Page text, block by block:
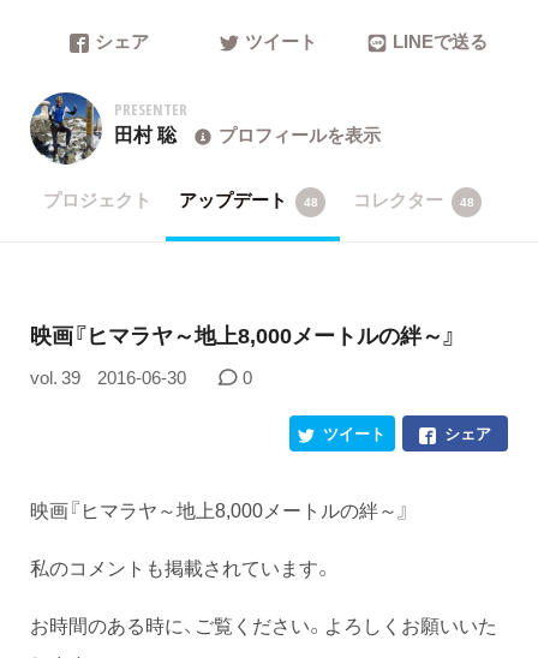
シェア ツイート LINEで送る
PRESENTER
田村 聡 プロフィールを表示
プロジェクト アップデート 48 コレクター 48
​映画『ヒマラヤ～地上8,000メートルの絆～』
vol. 39 2016-06-30 0
シェア
ツイート
映画『ヒマラヤ～地上8,000メートルの絆～』
私のコメントも掲載されています。
お時間のある時に、ご覧ください。よろしくお願いいた